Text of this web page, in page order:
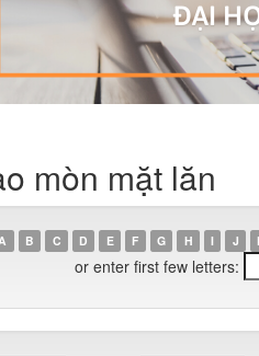
mòn mặt lăn
B C D E F G H I J
or enter first few letters: